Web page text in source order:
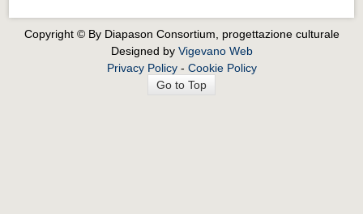
Copyright © By Diapason Consortium, progettazione culturale
Designed by Vigevano Web
Privacy Policy- Cookie Policy
Go to Top